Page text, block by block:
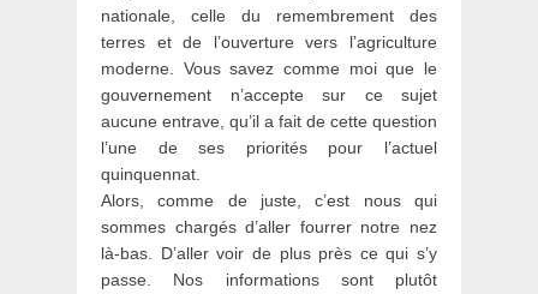
nationale, celle du remembrement des
terres et de l’ouverture vers l’agriculture
moderne. Vous savez comme moi que le
gouvernement n’accepte sur ce sujet
aucune entrave, qu’il a fait de cette question
l’une de ses priorités pour l’actuel
quinquennat.
Alors, comme de juste, c’est nous qui
sommes chargés d’aller fourrer notre nez
là-bas. D’aller voir de plus près ce qui s’y
passe. Nos informations sont plutôt